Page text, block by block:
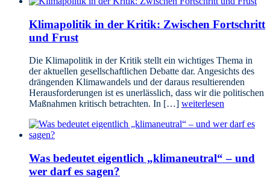
Klimapolitik in der Kritik: Zwischen Fortschritt
und Frust
Die Klimapolitik in der Kritik stellt ein wichtiges Thema in
der aktuellen gesellschaftlichen Debatte dar. Angesichts des
drängenden Klimawandels und der daraus resultierenden
Herausforderungen ist es unerlässlich, dass wir die politischen
Maßnahmen kritisch betrachten. In […] weiterlesen
Was bedeutet eigentlich „klimaneutral“ – und
wer darf es sagen?